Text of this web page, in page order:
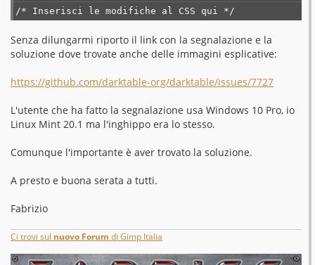
/* Inserisci le modifiche al CSS qui */
Senza dilungarmi riporto il link con la segnalazione e la
soluzione dove trovate anche delle immagini esplicative:
https://github.com/darktable-org/darktable/issues/7727
L'utente che ha fatto la segnalazione usa Windows 10 Pro, io
Linux Mint 20.1 ma l'inghippo era lo stesso.
Comunque l'importante è aver trovato la soluzione.
A presto e buona serata a tutti.
Fabrizio
Ci trovi sul nuovo Forum di Gimp Italia